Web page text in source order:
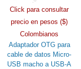
Click para consultar
precio en pesos ($)
Colombianos
Adaptador OTG para
cable de datos Micro-
USB macho a USB-A